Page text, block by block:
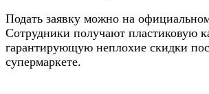
Подать заявку можно на
Сотрудники получают пластиковую
гарантирующую неплохие скидки
супермаркете.